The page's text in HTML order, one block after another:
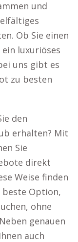
und
Ob Sie einen
luxuriöses
uns gibt es
zu besten
den
erhalten? Mit
Sie
direkt
Weise finden
beste Option,
ohne
genauen
auch